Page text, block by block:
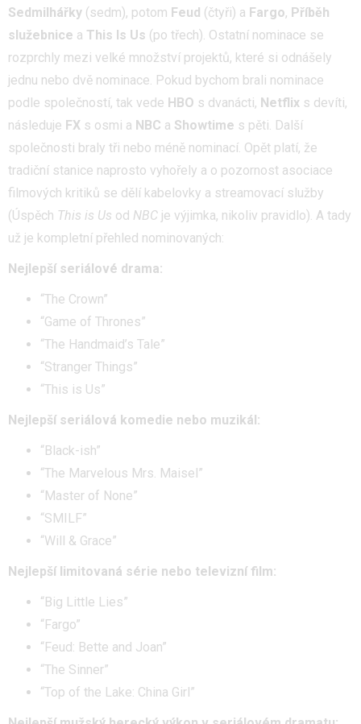
Sedmilhářky (sedm), potom Feud (čtyři) a Fargo, Příběh
služebnice a This Is Us (po třech). Ostatní nominace se
rozprchly mezi velké množství projektů, které si odnášely
jednu nebo dvě nominace. Pokud bychom brali nominace
podle společností, tak vede HBO s dvanácti, Netflix s devíti,
následuje FX s osmi a NBC a Showtime s pěti. Další
společnosti braly tři nebo méně nominací. Opět platí, že
tradiční stanice naprosto vyhořely a o pozornost asociace
filmových kritiků se dělí kabelovky a streamovací služby
(Úspěch This is Us od NBC je výjimka, nikoliv pravidlo). A tady
už je kompletní přehled nominovaných:
Nejlepší seriálové drama:
“The Crown”
“Game of Thrones”
“The Handmaid’s Tale”
“Stranger Things”
“This is Us”
Nejlepší seriálová komedie nebo muzikál:
“Black-ish”
“The Marvelous Mrs. Maisel”
“Master of None”
“SMILF”
“Will & Grace”
Nejlepší limitovaná série nebo televizní film:
“Big Little Lies”
“Fargo”
“Feud: Bette and Joan”
“The Sinner”
“Top of the Lake: China Girl”